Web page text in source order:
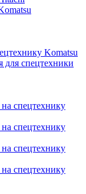
Komatsu
для спецтехники
спецтехнику
спецтехнику
спецтехнику
спецтехнику